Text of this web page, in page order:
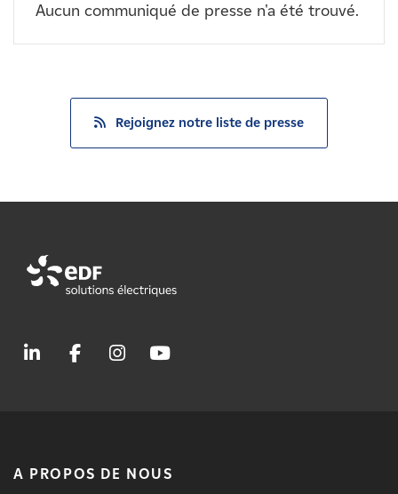
Affiliés
Aucun communiqué de presse n'a été trouvé.
Rejoignez notre liste de presse
A PROPOS DE NOUS